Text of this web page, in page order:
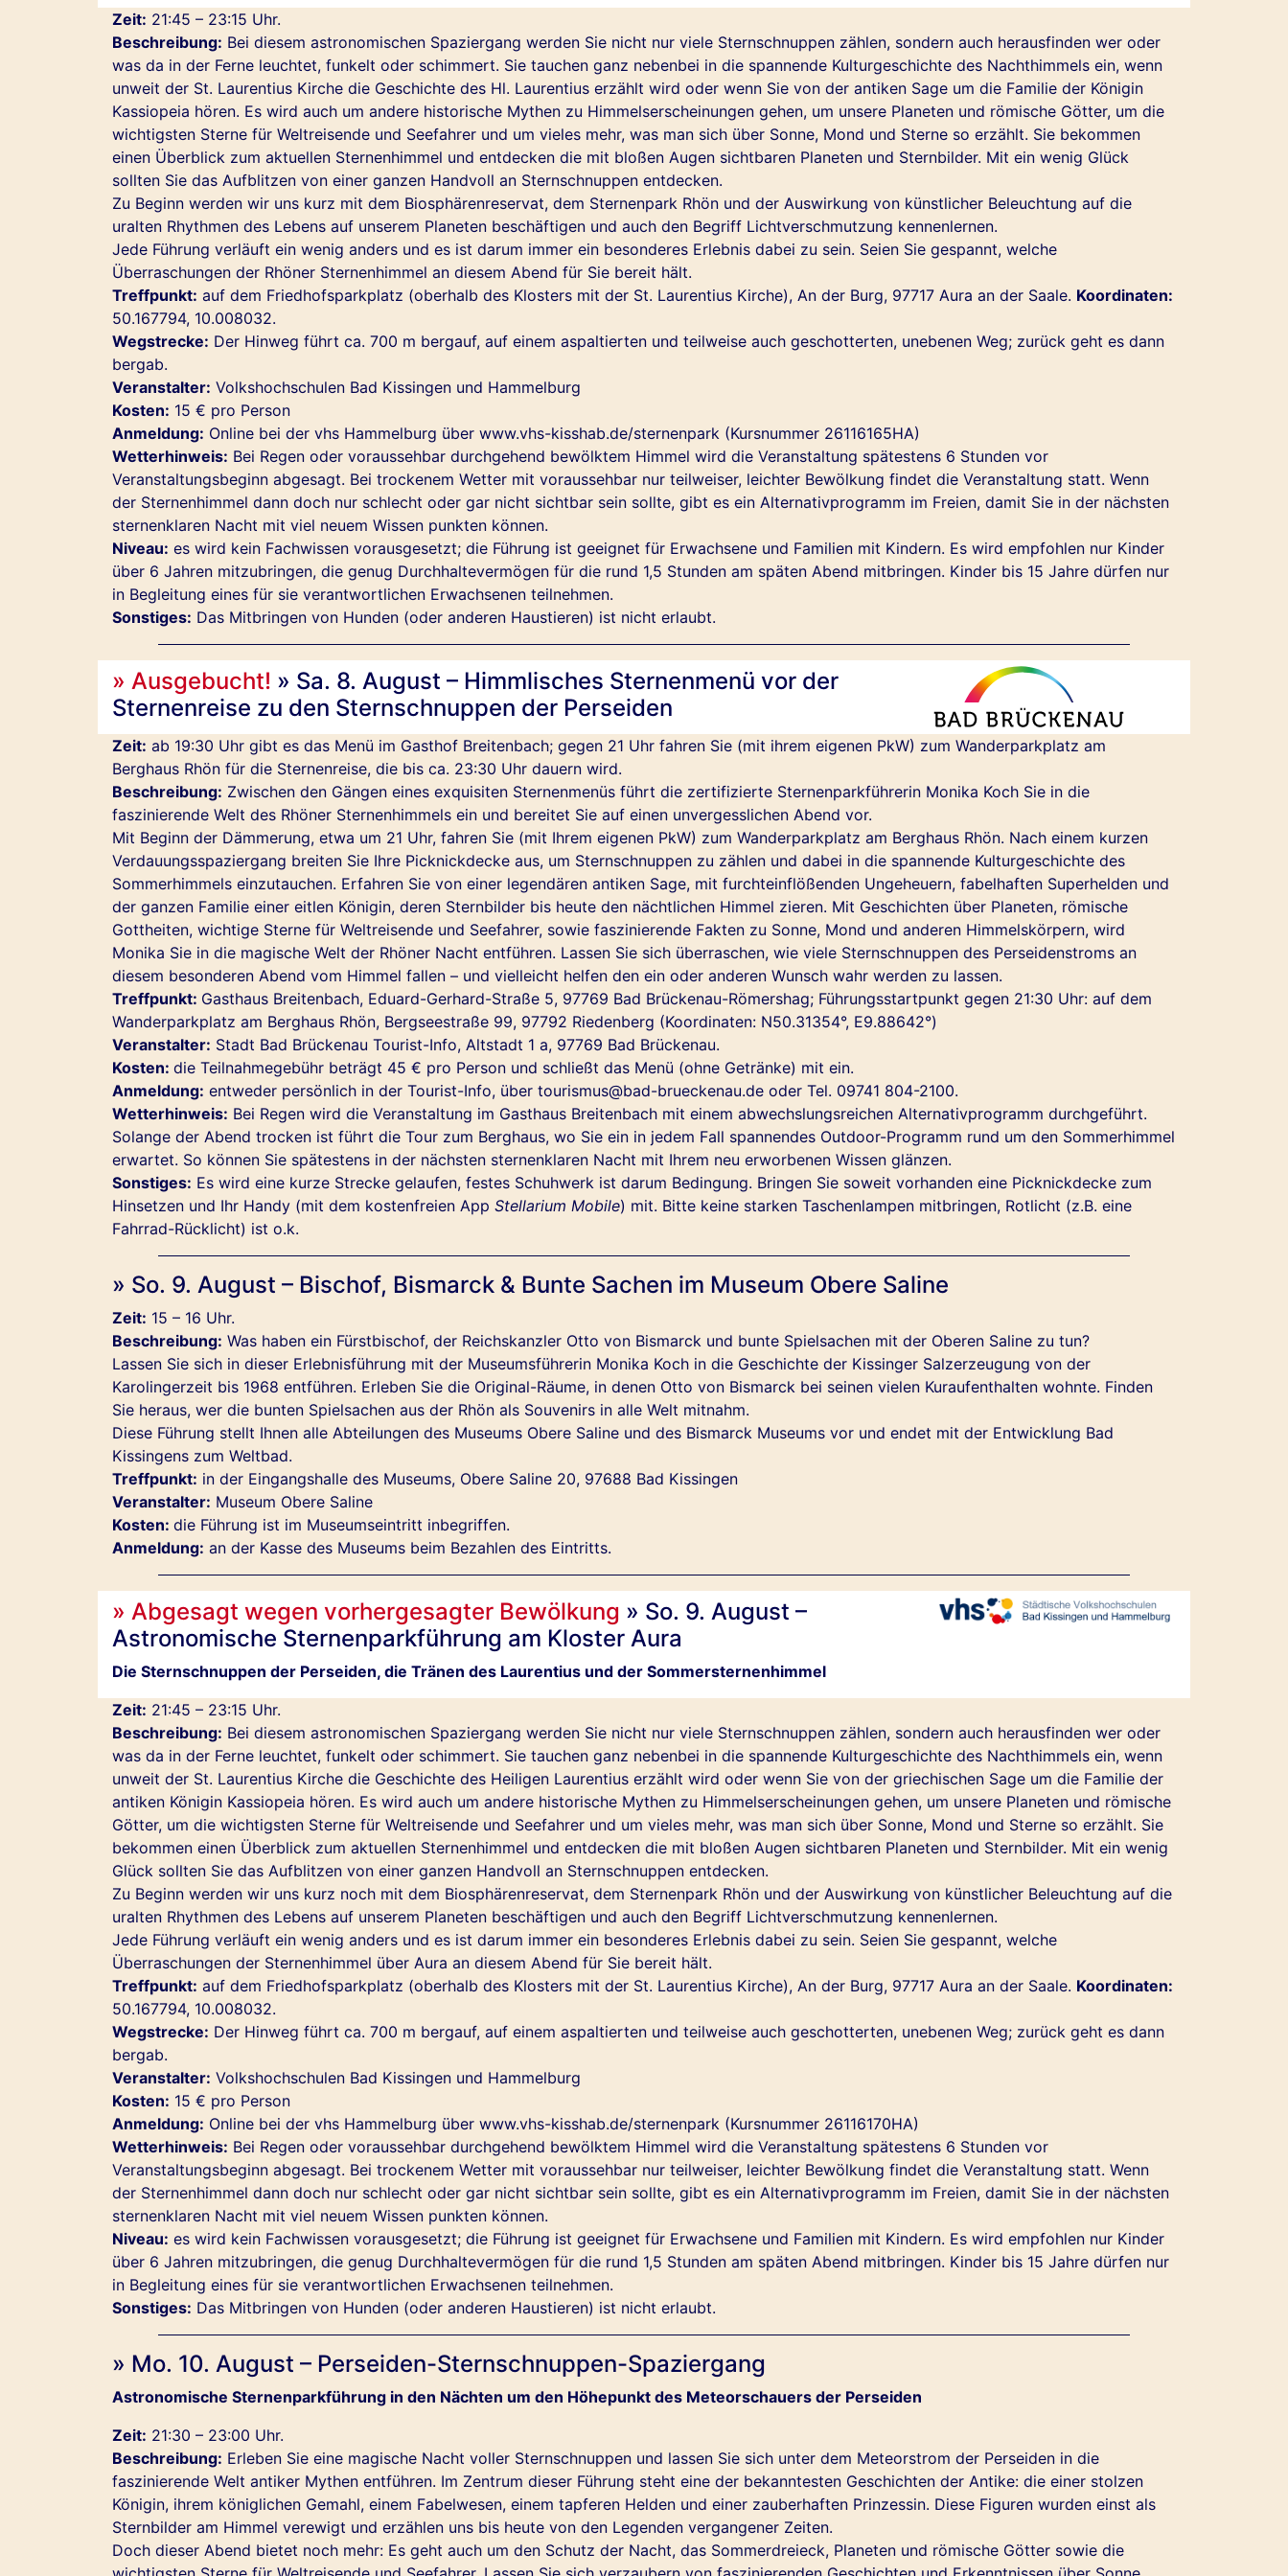
Zeit: 21:45 – 23:15 Uhr.
Beschreibung: Bei diesem astronomischen Spaziergang werden Sie nicht nur viele Sternschnuppen zählen, sondern auch herausfinden wer oder
was da in der Ferne leuchtet, funkelt oder schimmert. Sie tauchen ganz nebenbei in die spannende Kulturgeschichte des Nachthimmels ein, wenn
unweit der St. Laurentius Kirche die Geschichte des Hl. Laurentius erzählt wird oder wenn Sie von der antiken Sage um die Familie der Königin
Kassiopeia hören. Es wird auch um andere historische Mythen zu Himmelserscheinungen gehen, um unsere Planeten und römische Götter, um die
wichtigsten Sterne für Weltreisende und Seefahrer und um vieles mehr, was man sich über Sonne, Mond und Sterne so erzählt. Sie bekommen
einen Überblick zum aktuellen Sternenhimmel und entdecken die mit bloßen Augen sichtbaren Planeten und Sternbilder. Mit ein wenig Glück
sollten Sie das Aufblitzen von einer ganzen Handvoll an Sternschnuppen entdecken.
Zu Beginn werden wir uns kurz mit dem Biosphärenreservat, dem Sternenpark Rhön und der Auswirkung von künstlicher Beleuchtung auf die
uralten Rhythmen des Lebens auf unserem Planeten beschäftigen und auch den Begriff Lichtverschmutzung kennenlernen.
Jede Führung verläuft ein wenig anders und es ist darum immer ein besonderes Erlebnis dabei zu sein. Seien Sie gespannt, welche
Überraschungen der Rhöner Sternenhimmel an diesem Abend für Sie bereit hält.
Treffpunkt: auf dem Friedhofsparkplatz (oberhalb des Klosters mit der St. Laurentius Kirche), An der Burg, 97717 Aura an der Saale. Koordinaten:
50.167794, 10.008032.
Wegstrecke: Der Hinweg führt ca. 700 m bergauf, auf einem aspaltierten und teilweise auch geschotterten, unebenen Weg; zurück geht es dann
bergab.
Veranstalter: Volkshochschulen Bad Kissingen und Hammelburg
Kosten: 15 € pro Person
Anmeldung: Online bei der vhs Hammelburg über www.vhs-kisshab.de/sternenpark (Kursnummer 26116165HA)
Wetterhinweis: Bei Regen oder voraussehbar durchgehend bewölktem Himmel wird die Veranstaltung spätestens 6 Stunden vor
Veranstaltungsbeginn abgesagt. Bei trockenem Wetter mit voraussehbar nur teilweiser, leichter Bewölkung findet die Veranstaltung statt. Wenn
der Sternenhimmel dann doch nur schlecht oder gar nicht sichtbar sein sollte, gibt es ein Alternativprogramm im Freien, damit Sie in der nächsten
sternenklaren Nacht mit viel neuem Wissen punkten können.
Niveau: es wird kein Fachwissen vorausgesetzt; die Führung ist geeignet für Erwachsene und Familien mit Kindern. Es wird empfohlen nur Kinder
über 6 Jahren mitzubringen, die genug Durchhaltevermögen für die rund 1,5 Stunden am späten Abend mitbringen. Kinder bis 15 Jahre dürfen nur
in Begleitung eines für sie verantwortlichen Erwachsenen teilnehmen.
Sonstiges: Das Mitbringen von Hunden (oder anderen Haustieren) ist nicht erlaubt.
» Ausgebucht! » Sa. 8. August – Himmlisches Sternenmenü vor der
Sternenreise zu den Sternschnuppen der Perseiden
Zeit: ab 19:30 Uhr gibt es das Menü im Gasthof Breitenbach; gegen 21 Uhr fahren Sie (mit ihrem eigenen PkW) zum Wanderparkplatz am
Berghaus Rhön für die Sternenreise, die bis ca. 23:30 Uhr dauern wird.
Beschreibung: Zwischen den Gängen eines exquisiten Sternenmenüs führt die zertifizierte Sternenparkführerin Monika Koch Sie in die
faszinierende Welt des Rhöner Sternenhimmels ein und bereitet Sie auf einen unvergesslichen Abend vor.
Mit Beginn der Dämmerung, etwa um 21 Uhr, fahren Sie (mit Ihrem eigenen PkW) zum Wanderparkplatz am Berghaus Rhön. Nach einem kurzen
Verdauungsspaziergang breiten Sie Ihre Picknickdecke aus, um Sternschnuppen zu zählen und dabei in die spannende Kulturgeschichte des
Sommerhimmels einzutauchen. Erfahren Sie von einer legendären antiken Sage, mit furchteinflößenden Ungeheuern, fabelhaften Superhelden und
der ganzen Familie einer eitlen Königin, deren Sternbilder bis heute den nächtlichen Himmel zieren. Mit Geschichten über Planeten, römische
Gottheiten, wichtige Sterne für Weltreisende und Seefahrer, sowie faszinierende Fakten zu Sonne, Mond und anderen Himmelskörpern, wird
Monika Sie in die magische Welt der Rhöner Nacht entführen. Lassen Sie sich überraschen, wie viele Sternschnuppen des Perseidenstroms an
diesem besonderen Abend vom Himmel fallen – und vielleicht helfen den ein oder anderen Wunsch wahr werden zu lassen.
Treffpunkt: Gasthaus Breitenbach, Eduard-Gerhard-Straße 5, 97769 Bad Brückenau-Römershag; Führungsstartpunkt gegen 21:30 Uhr: auf dem
Wanderparkplatz am Berghaus Rhön, Bergseestraße 99, 97792 Riedenberg (Koordinaten: N50.31354°, E9.88642°)
Veranstalter: Stadt Bad Brückenau Tourist-Info, Altstadt 1 a, 97769 Bad Brückenau.
Kosten: die Teilnahmegebühr beträgt 45 € pro Person und schließt das Menü (ohne Getränke) mit ein.
Anmeldung: entweder persönlich in der Tourist-Info, über tourismus@bad-brueckenau.de oder Tel. 09741 804-2100.
Wetterhinweis: Bei Regen wird die Veranstaltung im Gasthaus Breitenbach mit einem abwechslungsreichen Alternativprogramm durchgeführt.
Solange der Abend trocken ist führt die Tour zum Berghaus, wo Sie ein in jedem Fall spannendes Outdoor-Programm rund um den Sommerhimmel
erwartet. So können Sie spätestens in der nächsten sternenklaren Nacht mit Ihrem neu erworbenen Wissen glänzen.
Sonstiges: Es wird eine kurze Strecke gelaufen, festes Schuhwerk ist darum Bedingung. Bringen Sie soweit vorhanden eine Picknickdecke zum
Hinsetzen und Ihr Handy (mit dem kostenfreien App Stellarium Mobile) mit. Bitte keine starken Taschenlampen mitbringen, Rotlicht (z.B. eine
Fahrrad-Rücklicht) ist o.k.
» So. 9. August – Bischof, Bismarck & Bunte Sachen im Museum Obere Saline
Zeit: 15 – 16 Uhr.
Beschreibung: Was haben ein Fürstbischof, der Reichskanzler Otto von Bismarck und bunte Spielsachen mit der Oberen Saline zu tun?
Lassen Sie sich in dieser Erlebnisführung mit der Museumsführerin Monika Koch in die Geschichte der Kissinger Salzerzeugung von der
Karolingerzeit bis 1968 entführen. Erleben Sie die Original-Räume, in denen Otto von Bismarck bei seinen vielen Kuraufenthalten wohnte. Finden
Sie heraus, wer die bunten Spielsachen aus der Rhön als Souvenirs in alle Welt mitnahm.
Diese Führung stellt Ihnen alle Abteilungen des Museums Obere Saline und des Bismarck Museums vor und endet mit der Entwicklung Bad
Kissingens zum Weltbad.
Treffpunkt: in der Eingangshalle des Museums, Obere Saline 20, 97688 Bad Kissingen
Veranstalter: Museum Obere Saline
Kosten: die Führung ist im Museumseintritt inbegriffen.
Anmeldung: an der Kasse des Museums beim Bezahlen des Eintritts.
» Abgesagt wegen vorhergesagter Bewölkung » So. 9. August –
Astronomische Sternenparkführung am Kloster Aura
Die Sternschnuppen der Perseiden, die Tränen des Laurentius und der Sommersternenhimmel
Zeit: 21:45 – 23:15 Uhr.
Beschreibung: Bei diesem astronomischen Spaziergang werden Sie nicht nur viele Sternschnuppen zählen, sondern auch herausfinden wer oder
was da in der Ferne leuchtet, funkelt oder schimmert. Sie tauchen ganz nebenbei in die spannende Kulturgeschichte des Nachthimmels ein, wenn
unweit der St. Laurentius Kirche die Geschichte des Heiligen Laurentius erzählt wird oder wenn Sie von der griechischen Sage um die Familie der
antiken Königin Kassiopeia hören. Es wird auch um andere historische Mythen zu Himmelserscheinungen gehen, um unsere Planeten und römische
Götter, um die wichtigsten Sterne für Weltreisende und Seefahrer und um vieles mehr, was man sich über Sonne, Mond und Sterne so erzählt. Sie
bekommen einen Überblick zum aktuellen Sternenhimmel und entdecken die mit bloßen Augen sichtbaren Planeten und Sternbilder. Mit ein wenig
Glück sollten Sie das Aufblitzen von einer ganzen Handvoll an Sternschnuppen entdecken.
Zu Beginn werden wir uns kurz noch mit dem Biosphärenreservat, dem Sternenpark Rhön und der Auswirkung von künstlicher Beleuchtung auf die
uralten Rhythmen des Lebens auf unserem Planeten beschäftigen und auch den Begriff Lichtverschmutzung kennenlernen.
Jede Führung verläuft ein wenig anders und es ist darum immer ein besonderes Erlebnis dabei zu sein. Seien Sie gespannt, welche
Überraschungen der Sternenhimmel über Aura an diesem Abend für Sie bereit hält.
Treffpunkt: auf dem Friedhofsparkplatz (oberhalb des Klosters mit der St. Laurentius Kirche), An der Burg, 97717 Aura an der Saale. Koordinaten:
50.167794, 10.008032.
Wegstrecke: Der Hinweg führt ca. 700 m bergauf, auf einem aspaltierten und teilweise auch geschotterten, unebenen Weg; zurück geht es dann
bergab.
Veranstalter: Volkshochschulen Bad Kissingen und Hammelburg
Kosten: 15 € pro Person
Anmeldung: Online bei der vhs Hammelburg über www.vhs-kisshab.de/sternenpark (Kursnummer 26116170HA)
Wetterhinweis: Bei Regen oder voraussehbar durchgehend bewölktem Himmel wird die Veranstaltung spätestens 6 Stunden vor
Veranstaltungsbeginn abgesagt. Bei trockenem Wetter mit voraussehbar nur teilweiser, leichter Bewölkung findet die Veranstaltung statt. Wenn
der Sternenhimmel dann doch nur schlecht oder gar nicht sichtbar sein sollte, gibt es ein Alternativprogramm im Freien, damit Sie in der nächsten
sternenklaren Nacht mit viel neuem Wissen punkten können.
Niveau: es wird kein Fachwissen vorausgesetzt; die Führung ist geeignet für Erwachsene und Familien mit Kindern. Es wird empfohlen nur Kinder
über 6 Jahren mitzubringen, die genug Durchhaltevermögen für die rund 1,5 Stunden am späten Abend mitbringen. Kinder bis 15 Jahre dürfen nur
in Begleitung eines für sie verantwortlichen Erwachsenen teilnehmen.
Sonstiges: Das Mitbringen von Hunden (oder anderen Haustieren) ist nicht erlaubt.
» Mo. 10. August – Perseiden-Sternschnuppen-Spaziergang
Astronomische Sternenparkführung in den Nächten um den Höhepunkt des Meteorschauers der Perseiden
Zeit: 21:30 – 23:00 Uhr.
Beschreibung: Erleben Sie eine magische Nacht voller Sternschnuppen und lassen Sie sich unter dem Meteorstrom der Perseiden in die
faszinierende Welt antiker Mythen entführen. Im Zentrum dieser Führung steht eine der bekanntesten Geschichten der Antike: die einer stolzen
Königin, ihrem königlichen Gemahl, einem Fabelwesen, einem tapferen Helden und einer zauberhaften Prinzessin. Diese Figuren wurden einst als
Sternbilder am Himmel verewigt und erzählen uns bis heute von den Legenden vergangener Zeiten.
Doch dieser Abend bietet noch mehr: Es geht auch um den Schutz der Nacht, das Sommerdreieck, Planeten und römische Götter sowie die